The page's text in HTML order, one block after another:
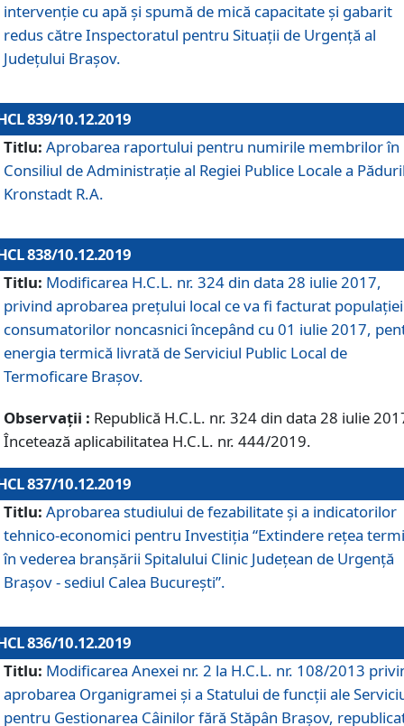
intervenție cu apă și spumă de mică capacitate și gabarit
redus către Inspectoratul pentru Situaţii de Urgenţă al
Judeţului Brașov.
839/10.12.2019
Titlu: Aprobarea raportului pentru numirile membrilor în
Consiliul de Administraţie al Regiei Publice Locale a
Kronstadt R.A.
838/10.12.2019
Titlu: Modificarea H.C.L. nr. 324 din data 28 iulie 2017,
privind aprobarea preţului local ce va fi facturat
consumatorilor noncasnici începând cu 01 iulie 2017,
energia termică livrată de Serviciul Public Local de
Termoficare Braşov.
Observații : Republică H.C.L. nr. 324 din data 28 iulie
Încetează aplicabilitatea H.C.L. nr. 444/2019.
837/10.12.2019
Titlu: Aprobarea studiului de fezabilitate și a indicatorilor
tehnico-economici pentru Investiția “Extindere rețea
în vederea branșării Spitalului Clinic Județean de Urgență
Brașov - sediul Calea București”.
836/10.12.2019
Titlu: Modificarea Anexei nr. 2 la H.C.L. nr. 108/2013
aprobarea Organigramei şi a Statului de funcții ale
pentru Gestionarea Câinilor fără Stăpân Brașov,